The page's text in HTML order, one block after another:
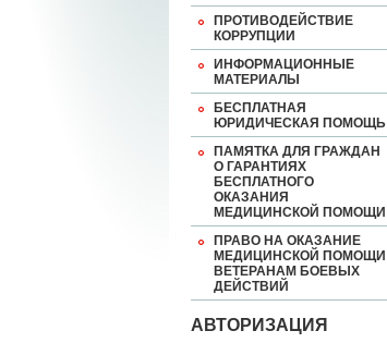
ПРОТИВОДЕЙСТВИЕ
КОРРУПЦИИ
ИНФОРМАЦИОННЫЕ
МАТЕРИАЛЫ
БЕСПЛАТНАЯ
ЮРИДИЧЕСКАЯ ПОМОЩЬ
ПАМЯТКА ДЛЯ ГРАЖДАН
О ГАРАНТИЯХ
БЕСПЛАТНОГО
ОКАЗАНИЯ
МЕДИЦИНСКОЙ ПОМОЩИ
ПРАВО НА ОКАЗАНИЕ
МЕДИЦИНСКОЙ ПОМОЩИ
ВЕТЕРАНАМ БОЕВЫХ
ДЕЙСТВИЙ
АВТОРИЗАЦИЯ